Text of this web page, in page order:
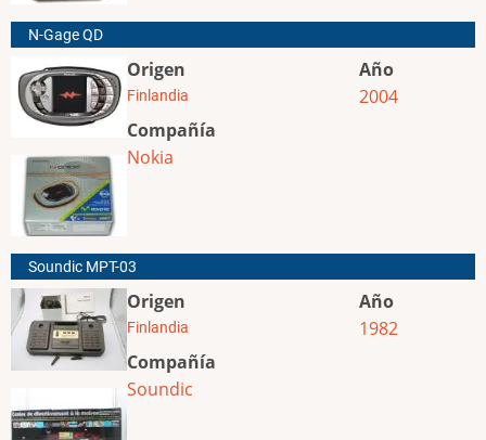
N-Gage QD
Origen
Finlandia
Compañía
Nokia
Año
2004
Soundic MPT-03
Origen
Finlandia
Compañía
Soundic
Año
1982